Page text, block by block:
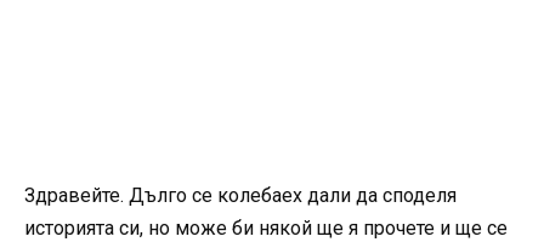
Здравейте. Дълго се колебаех дали да споделя
историята си, но може би някой ще я прочете и ще се